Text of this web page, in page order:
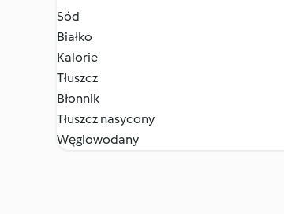
Sód
Białko
Kalorie
Tłuszcz
Błonnik
Tłuszcz nasycony
Węglowodany